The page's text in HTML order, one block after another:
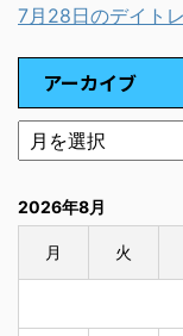
7月28日のデイト
アーカイブ
2026年8月
月 火